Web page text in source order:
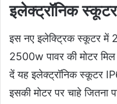
इलेक्ट्रॉनिक स्कूटर
इस नए इलेक्ट्रिक स्कूटर में
2500w पावर की मोटर
दें यह इलेक्ट्रॉनिक स्कूटर
इसकी मोटर पर चाहे जितना